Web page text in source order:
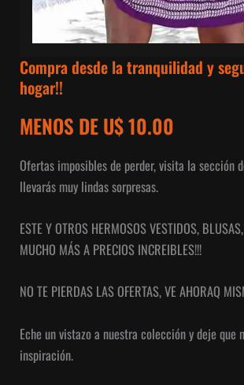
Compra desde la tranquilidad y
hogar!!
MENOS DE U$ 10.00
Ofertas imposibles de perder, visita la sección
llevarás muy lindas sorpresas.
ESTE Y OTROS HERMOSOS VESTIDOS,
MUCHO MÁS A PRECIOS INCREIBLES!!!
NO TE PIERDAS LAS OFERTAS, VE AHORAQ
Eche un vistazo a nuestra colección y deje que
inspiración.